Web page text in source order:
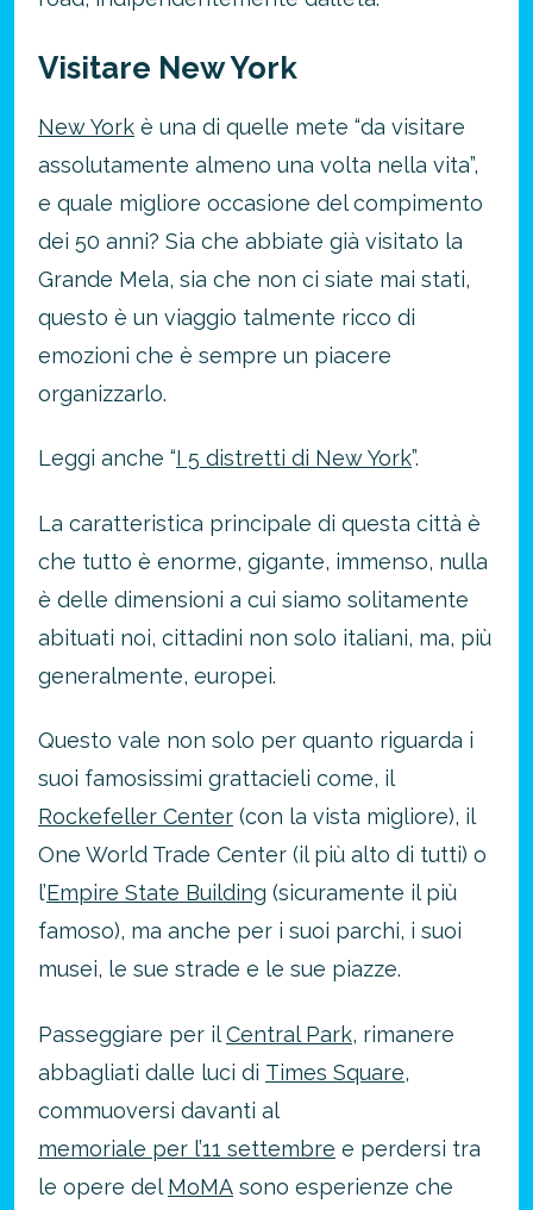
Visitare New York
New York è una di quelle mete “da visitare
assolutamente almeno una volta nella vita”,
e quale migliore occasione del compimento
dei 50 anni? Sia che abbiate già visitato la
Grande Mela, sia che non ci siate mai stati,
questo è un viaggio talmente ricco di
emozioni che è sempre un piacere
organizzarlo.
Leggi anche “I 5 distretti di New York”.
La caratteristica principale di questa città è
che tutto è enorme, gigante, immenso, nulla
è delle dimensioni a cui siamo solitamente
abituati noi, cittadini non solo italiani, ma, più
generalmente, europei.
Questo vale non solo per quanto riguarda i
suoi famosissimi grattacieli come, il
Rockefeller Center (con la vista migliore), il
One World Trade Center (il più alto di tutti) o
l’Empire State Building (sicuramente il più
famoso), ma anche per i suoi parchi, i suoi
musei, le sue strade e le sue piazze.
Passeggiare per ilCentral Park, rimanere
abbagliati dalle luci di Times Square,
commuoversi davanti al
memoriale per l’11 settembre e perdersi tra
le opere del MoMA sono esperienze che